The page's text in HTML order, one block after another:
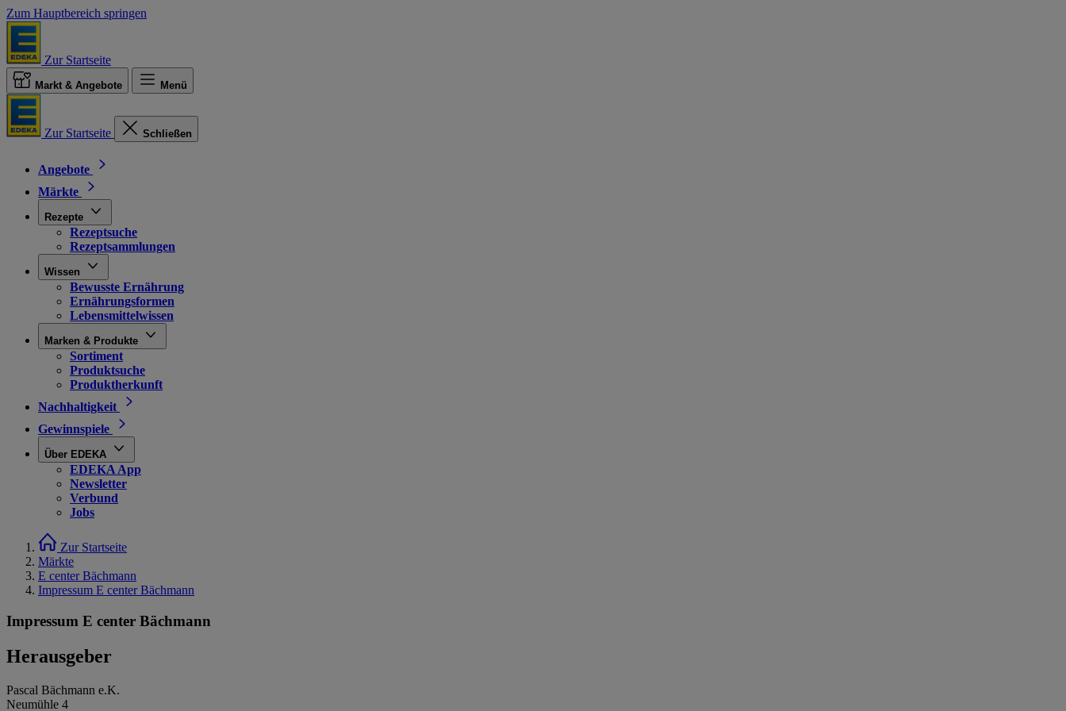
Zum Hauptbereich springen
Zur Startseite
Markt & Angebote Menü
Zur Startseite Schließen
Angebote
Märkte
Rezepte
Rezeptsuche
Rezeptsammlungen
Wissen
Bewusste Ernährung
Ernährungsformen
Lebensmittelwissen
Marken & Produkte
Sortiment
Produktsuche
Produktherkunft
Nachhaltigkeit
Gewinnspiele
Über EDEKA
EDEKA App
Newsletter
Verbund
Jobs
Zur Startseite
Märkte
E center Bächmann
Impressum E center Bächmann
Impressum E center Bächmann
Herausgeber
Pascal Bächmann e.K.
Neumühle 4